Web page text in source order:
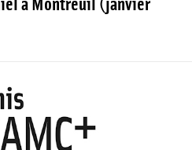
à Montreuil (janvier